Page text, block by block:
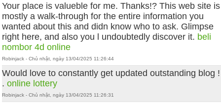
Your place is valueble for me. Thanks!? This web site is
mostly a walk-through for the entire information you
wanted about this and didn know who to ask. Glimpse
right here, and also you l undoubtedly discover it. beli
nombor 4d online
Robinjack - Chủ nhật, ngày 13/04/2025 11:26:44
Would love to constantly get updated outstanding blog !
.online lottery
Robinjack - Chủ nhật, ngày 13/04/2025 11:26:31